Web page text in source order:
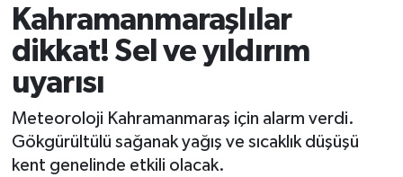
Kahramanmaraşlılar
dikkat! Sel ve yıldırım
uyarısı
Meteoroloji Kahramanmaraş için alarm verdi.
Gökgürültülü sağanak yağış ve sıcaklık düşüşü
kent genelinde etkili olacak.
EKONOMİ
SPOR
YAŞAM
Kahramanmaraş Namaz Vakitleri
Trafik Durumu
Süper Lig Puan Durumu ve Fikstür